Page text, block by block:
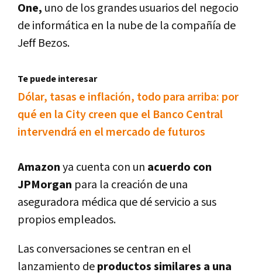
One, uno de los grandes usuarios del negocio
de informática en la nube de la compañí­a de
Jeff Bezos.
Te puede interesar
Dólar, tasas e inflación, todo para arriba: por
qué en la City creen que el Banco Central
intervendrá en el mercado de futuros
Amazonya cuenta con un acuerdo con
JPMorgan para la creación de una
aseguradora médica que dé servicio a sus
propios empleados.
Las conversaciones se centran en el
lanzamiento deproductos similares a una